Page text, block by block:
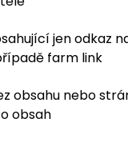
jen odkaz
farm link
obsahu nebo
obsah